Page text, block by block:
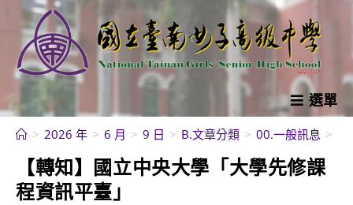
內
選單
> 2026 年 > 6 月 > 9 日 > B.文章分類 > 00.一般訊息 >
【轉知】國立中央大學「大學先修課
程資訊平臺」